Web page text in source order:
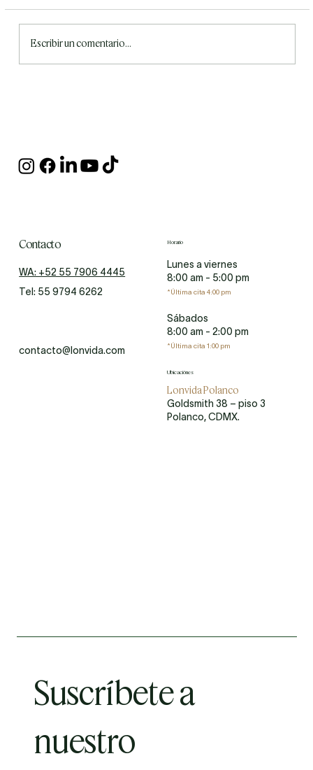
Escribir un comentario...
Contacto
WA: ‎+52 55 7906 4445
Tel: 55 9794 6262
contacto@lonvida.com
Horario
Lunes a viernes
8:00 am - 5:00 pm
*Última cita 4:00 pm
Sábados
8:00 am - 2:00 pm
*Última cita 1:00 pm
Ubicaciónes
Lonvida Polanco
Goldsmith 38 – piso 3
Polanco, CDMX.
Suscríbete a
nuestro